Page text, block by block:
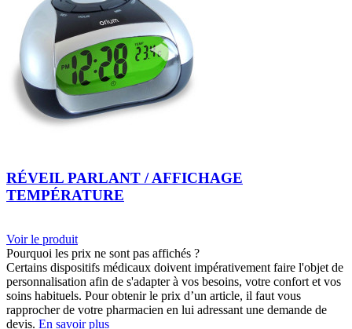
RÉVEIL PARLANT / AFFICHAGE
TEMPÉRATURE
Voir le produit
Pourquoi les prix ne sont pas affichés ?
Certains dispositifs médicaux doivent impérativement faire l'objet de
personnalisation afin de s'adapter à vos besoins, votre confort et vos
soins habituels. Pour obtenir le prix d’un article, il faut vous
rapprocher de votre pharmacien en lui adressant une demande de
devis. En savoir plus